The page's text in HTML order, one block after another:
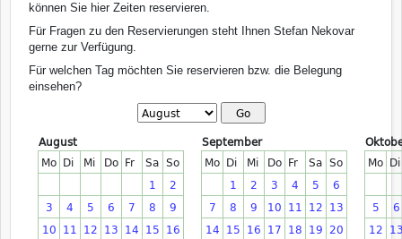
können Sie hier Zeiten reservieren.
Für Fragen zu den Reservierungen steht Ihnen Stefan Nekovar
gerne zur Verfügung.
Für welchen Tag möchten Sie reservieren bzw. die Belegung
einsehen?
August
Mo Di Mi Do Fr Sa So
1
2
3
4 5 6 7 8
9
10 11 12 13 14 15 16
September
Mo Di Mi Do Fr Sa So
1
2 3 4 5
6
7
8 9 10 11 12 13
14 15 16 17 18 19 20
Mo Di
5
6
12